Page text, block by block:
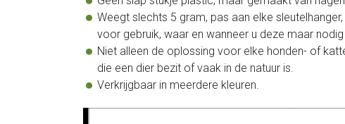
Weegt slechts 5 gram, pas aan elke
voor gebruik, waar en wanneer u deze maar
Niet alleen de oplossing voor elke honden- of
die een dier bezit of vaak in de natuur is.
Verkrijgbaar in meerdere kleuren.